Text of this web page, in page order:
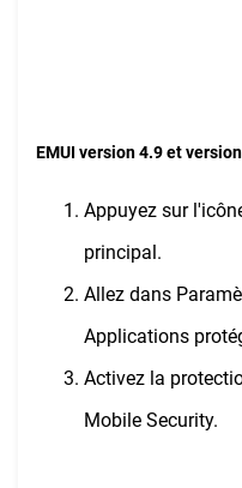
EMUI version 4.9 et
Appuyez sur
principal.
Allez dans
Applications
Activez la
Mobile Security.